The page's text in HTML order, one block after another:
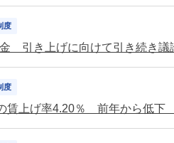
度
度
上げ率4.20％ 前年から低下